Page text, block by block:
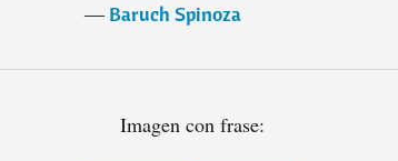
―Baruch Spinoza
Imagen con frase: